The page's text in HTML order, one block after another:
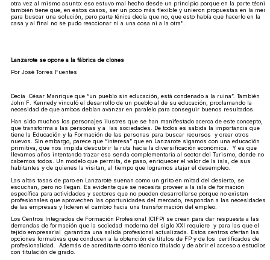
otra vez al mismo asunto: eso estuvo mal hecho desde un principio porque en la parte
también tiene que, en estos casos, ser un poco más flexible y unieron propuestas en la mesa
para buscar una solución, pero parte ténica decía que no, que esto había que hacerlo en la
casa y al final no se pudo reaccionar ni a una cosa ni a la otra".
Lanzarote se opone a la fábrica de clones
Por José Torres Fuentes
Decía César Manrique que “un pueblo sin educación, está condenado a la ruina”. También
John F. Kennedy vinculó el desarrollo de un pueblo al de su educación, proclamando la
necesidad de que ambos debían avanzar en paralelo para conseguir buenos resultados.
Han sido muchos los personajes ilustres que se han manifestado acerca de este concepto,
que transforma a las personas y a las sociedades. De todos es sabida la importancia que
tiene la Educación y la Formación de las personas para buscar recursos y crear otros
nuevos. Sin embargo, parece que “interesa” que en Lanzarote sigamos con una educación
primitiva, que nos impida descubrir la ruta hacia la diversificación económica. Y es que
llevamos años intentando trazar esa senda complementaria al sector del Turismo, donde no
cabemos todos. Un modelo que permita, de paso, enriquecer el valor de la isla, de sus
habitantes y de quienes la visitan, al tiempo que logramos atajar el desempleo.
Las altas tasas de paro en Lanzarote suenan como un grito en mitad del desierto, se
escuchan, pero no llegan. Es evidente que se necesita proveer a la isla de formación
específica para actividades y sectores que no pueden desarrollarse porque no existen
profesionales que aprovechen las oportunidades del mercado, respondan a las necesidades
de las empresas y lideren el cambio hacia una transformación del empleo.
Los Centros Integrados de Formación Profesional (CIFP) se crean para dar respuesta a las
demandas de formación que la sociedad moderna del siglo XXI requiere y para las que el
tejido empresarial garantiza una salida profesional actualizada. Estos centros ofertan las
opciones formativas que conducen a la obtención de títulos de FP y de los certificados de
profesionalidad. Además de acreditarte como técnico titulado y de abrir el acceso a estudios
con titulación de grado.